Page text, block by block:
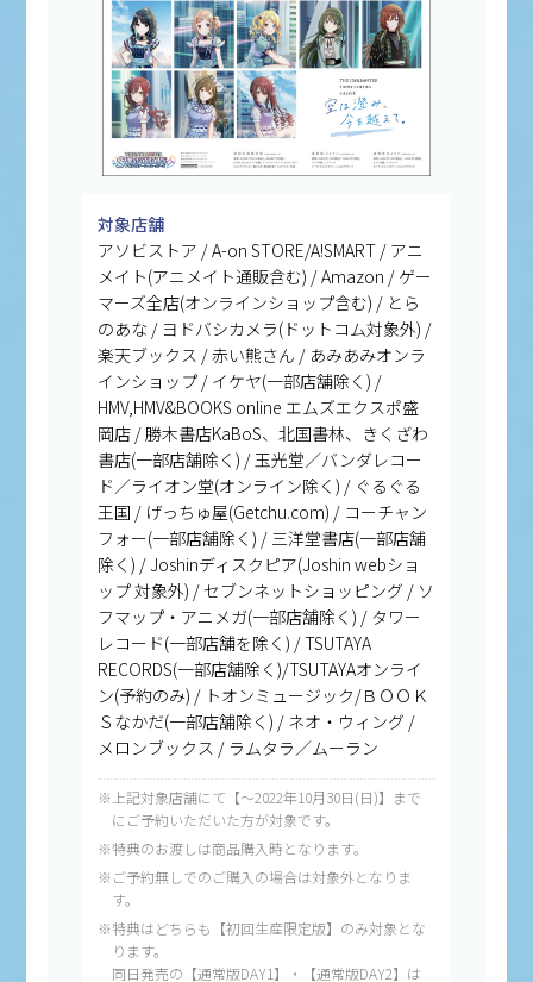
対象店舗
アソビストア / A-on STORE/A!SMART / アニ
メイト(アニメイト通販含む) / Amazon / ゲー
マーズ全店(オンラインショップ含む) / とら
のあな / ヨドバシカメラ(ドットコム対象外) /
楽天ブックス / 赤い熊さん / あみあみオンラ
インショップ / イケヤ(一部店舗除く) /
HMV,HMV&BOOKS online エムズエクスポ盛
岡店 / 勝木書店KaBoS、北国書林、きくざわ
書店(一部店舗除く) / 玉光堂／バンダレコー
ド／ライオン堂(オンライン除く) / ぐるぐる
王国 / げっちゅ屋(Getchu.com) / コーチャン
フォー(一部店舗除く) / 三洋堂書店(一部店舗
除く) / Joshinディスクピア(Joshin webショ
ップ 対象外) / セブンネットショッピング / ソ
フマップ・アニメガ(一部店舗除く) / タワー
レコード(一部店舗を除く) / TSUTAYA
RECORDS(一部店舗除く)/TSUTAYAオンライ
ン(予約のみ) / トオンミュージック/ＢＯＯＫ
Ｓなかだ(一部店舗除く) / ネオ・ウィング /
メロンブックス / ラムタラ／ムーラン
※上記対象店舗にて【～2022年10月30日(日)】まで
にご予約いただいた方が対象です。
※特典のお渡しは商品購入時となります。
※ご予約無しでのご購入の場合は対象外となりま
す。
※特典はどちらも【初回生産限定版】のみ対象とな
ります。
同日発売の【通常版DAY1】・【通常版DAY2】は